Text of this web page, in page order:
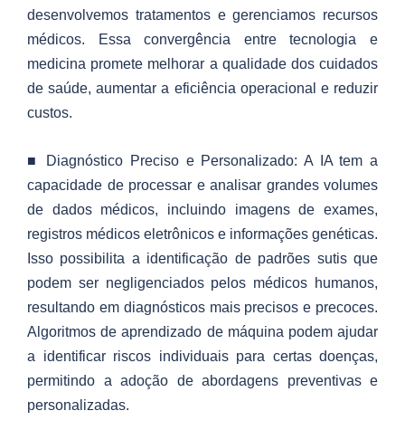
desenvolvemos tratamentos e gerenciamos recursos
médicos. Essa convergência entre tecnologia e
medicina promete melhorar a qualidade dos cuidados
de saúde, aumentar a eficiência operacional e reduzir
custos.
■ Diagnóstico Preciso e Personalizado: A IA tem a
capacidade de processar e analisar grandes volumes
de dados médicos, incluindo imagens de exames,
registros médicos eletrônicos e informações genéticas.
Isso possibilita a identificação de padrões sutis que
podem ser negligenciados pelos médicos humanos,
resultando em diagnósticos mais precisos e precoces.
Algoritmos de aprendizado de máquina podem ajudar
a identificar riscos individuais para certas doenças,
permitindo a adoção de abordagens preventivas e
personalizadas.